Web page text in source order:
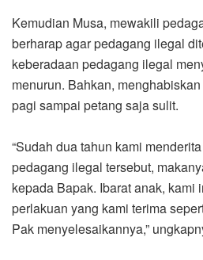
Kemudian Musa, mewakili
berharap agar pedagang ilegal
keberadaan pedagang ilegal
menurun. Bahkan,
pagi sampai petang saja sulit.
“Sudah dua tahun kami
pedagang ilegal tersebut,
kepada Bapak. Ibarat anak, kami
perlakuan yang kami terima
Pak menyelesaikannya,”